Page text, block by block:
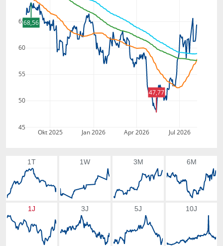
Okt 2025 Jan 2026 Apr 2026 Jul 2026
45
50
55
60
6568,56
47,77
1T 1W 3M 6M
1J 3J 5J 10J